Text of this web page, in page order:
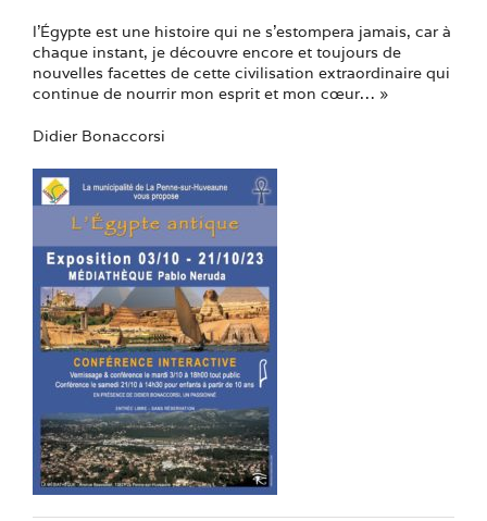
l’Égypte est une histoire qui ne s’estompera jamais, car à
chaque instant, je découvre encore et toujours de
nouvelles facettes de cette civilisation extraordinaire qui
continue de nourrir mon esprit et mon cœur… »
Didier Bonaccorsi